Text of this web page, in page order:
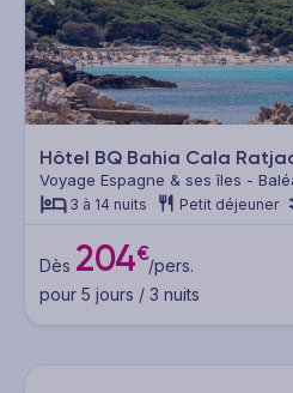
Hôtel BQ Bahia Cala
Voyage Espagne & ses îles -
3 à 14 nuits Petit déjeuner
Dès 204€/pers.
pour 5 jours / 3 nuits